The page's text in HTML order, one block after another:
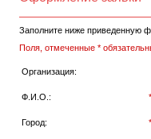
Заполните ниже приведенную
Поля, отмеченные *
Организация:
Ф.И.О.: *
Город: *